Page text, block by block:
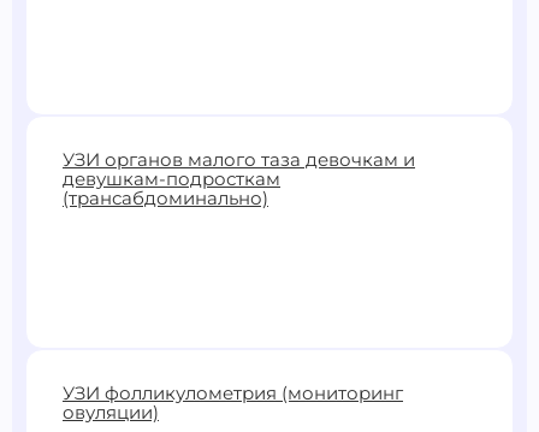
2600 ₽
Записаться
УЗИ органов малого таза девочкам и
девушкам-подросткам
(трансабдоминально)
2200 ₽
Записаться
УЗИ фолликулометрия (мониторинг
овуляции)